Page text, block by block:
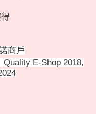
商戶
Quality E-Shop 2018,